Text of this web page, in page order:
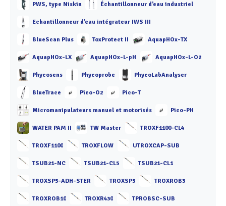
PWS, type Niskin Échantillonneur d’eau industriel
Echantillonneur d’eau intégrateur IWS III
BlueScan Plus ToxProtect II AquapHOx-TX
AquapHOx-LX AquapHOx-L-pH AquapHOx-L-O2
Phycosens Phycoprobe PhycoLabAnalyser
BlueTrace Pico-O2 Pico-T
Micromanipulateurs manuel et motorisés Pico-PH
WATER PAM II TW Master TROXF1100-CL4
TROXF1100 TROXFLOW UTROXCAP-SUB
TSUB21-NC TSUB21-CL5 TSUB21-CL1
TROXSP5-ADH-STER TROXSP5 TROXROB3
TROXROB10 TROXR430 TPROBSC-SUB